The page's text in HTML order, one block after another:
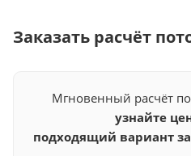
системами освещения.
Заказать расчёт
Мгновенный расчёт
узнайте
подходящий вариант